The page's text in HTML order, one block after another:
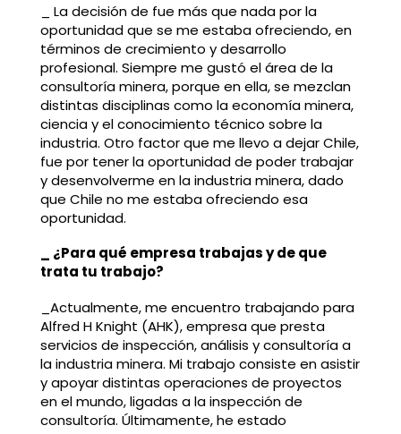
_ La decisión de fue más que nada por la
oportunidad que se me estaba ofreciendo, en
términos de crecimiento y desarrollo
profesional. Siempre me gustó el área de la
consultoría minera, porque en ella, se mezclan
distintas disciplinas como la economía minera,
ciencia y el conocimiento técnico sobre la
industria. Otro factor que me llevo a dejar Chile,
fue por tener la oportunidad de poder trabajar
y desenvolverme en la industria minera, dado
que Chile no me estaba ofreciendo esa
oportunidad.
_ ¿Para qué empresa trabajas y de que
trata tu trabajo?
_Actualmente, me encuentro trabajando para
Alfred H Knight (AHK), empresa que presta
servicios de inspección, análisis y consultoría a
la industria minera. Mi trabajo consiste en asistir
y apoyar distintas operaciones de proyectos
en el mundo, ligadas a la inspección de
consultoría. Últimamente, he estado